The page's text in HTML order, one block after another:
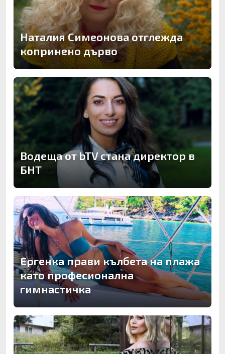
Наталия Симеонова отглежда
копринено дърво
Водеща от bTV стана директор в
БНТ
Ергенка прави кълбета на плажа
като професионална
гимнастичка